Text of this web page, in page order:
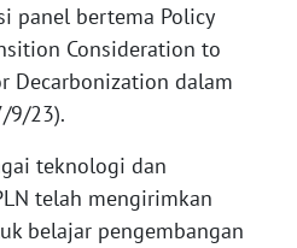
panel bertema Policy
Consideration to
Decarbonization dalam
9/23).
teknologi dan
telah mengirimkan
belajar pengembangan